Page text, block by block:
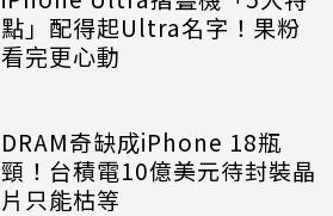
點」配得起Ultra名字！果粉
看完更心動
DRAM奇缺成iPhone 18瓶
頸！台積電10億美元待封裝晶
片只能枯等